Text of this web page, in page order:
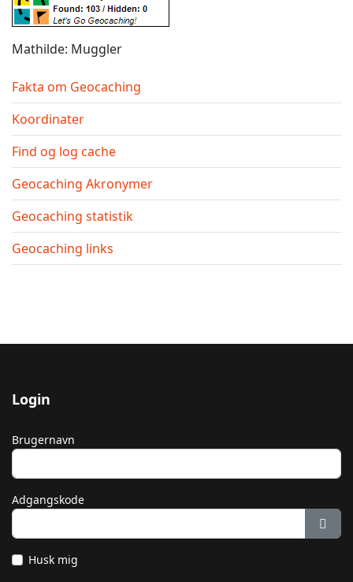
Mathilde: Muggler
Fakta om Geocaching
Koordinater
Find og log cache
Geocaching Akronymer
Geocaching statistik
Geocaching links
Login
Brugernavn
Adgangskode
Vis
Husk mig